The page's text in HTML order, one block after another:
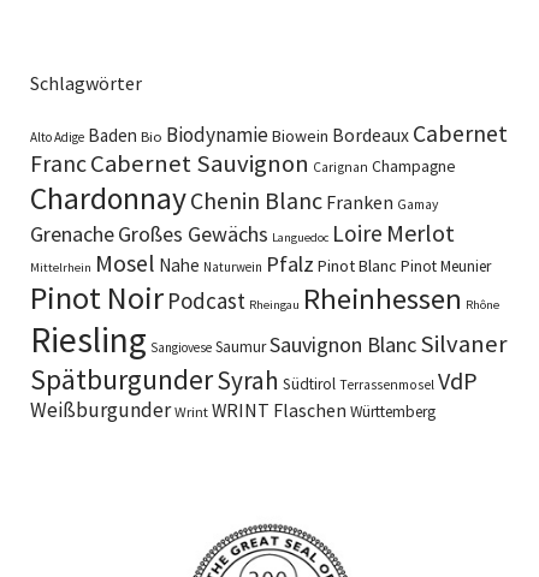
Schlagwörter
Alto Adige Baden Bio BiodynamieBiowein Bordeaux Cabernet
FrancCabernet Sauvignon Carignan Champagne
ChardonnayChenin Blanc Franken Gamay
GrenacheGroßes Gewächs Languedoc Loire Merlot
Mittelrhein Mosel Nahe Naturwein Pfalz Pinot Blanc Pinot Meunier
Pinot Noir Podcast Rheingau Rheinhessen Rhône
Riesling Sangiovese SaumurSauvignon BlancSilvaner
SpätburgunderSyrah Südtirol Terrassenmosel VdP
Weißburgunder Wrint WRINT Flaschen Württemberg